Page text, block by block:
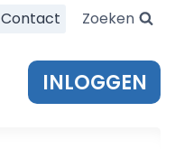
Contact Zoeken
INLOGGEN